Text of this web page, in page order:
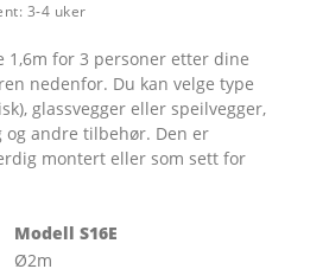
kr.
3-4 uker
1,6m for 3 personer etter dine
nedenfor. Du kan velge type
glassvegger eller speilvegger,
andre tilbehør. Den er
montert eller som sett for
Modell S16E
Ø2m